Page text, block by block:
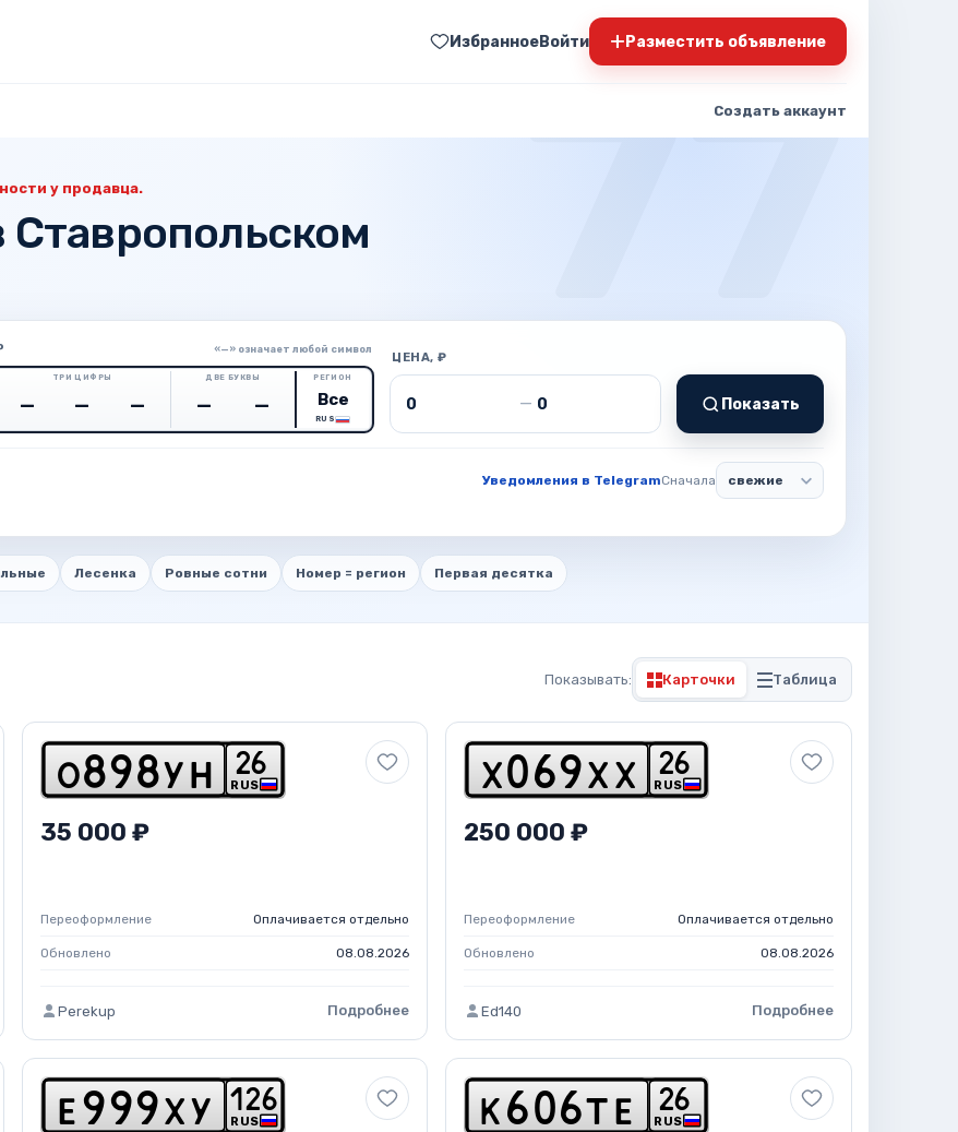
ИзбранноеВойти + Разместить объявление
Создать аккаунт
у продавца.
Ставропольском
«—» означает любой символ
ТРИ ЦИФРЫ ДВЕ БУКВЫ РЕГИОН
RUS
ЦЕНА, ₽
Цена от — Цена до Показать
Уведомления в TelegramСначала
Лесенка Ровные сотни Номер = регион Первая десятка
Показывать: Карточки Таблица
o8 9 8 y h RUS
26
35 000 ₽
Переоформление Оплачивается отдельно
Обновлено 08.08.2026
Perekup Подробнее
x 0 6 9 x x RUS
26
250 000 ₽
Переоформление Оплачивается отдельно
Обновлено 08.08.2026
Ed140 Подробнее
e 9 9 9 x y RUS
1 26 k 6 0 6 t e RUS
26